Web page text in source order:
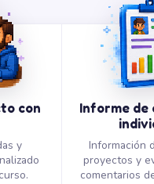
con
y
Informe de
Información
proyectos y
comentarios